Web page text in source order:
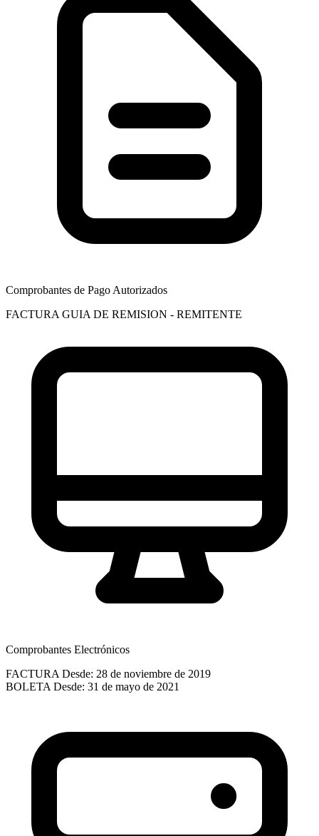
Comprobantes de Pago Autorizados
FACTURA GUIA DE REMISION - REMITENTE
Comprobantes Electrónicos
FACTURA Desde: 28 de noviembre de 2019
BOLETA Desde: 31 de mayo de 2021